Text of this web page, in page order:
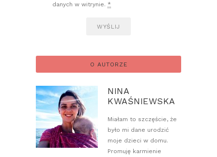
danych w witrynie. *
O AUTORZE
NINA
KWAŚNIEWSKA
Miałam to szczęście, że
było mi dane urodzić
moje dzieci w domu.
Promuję karmienie